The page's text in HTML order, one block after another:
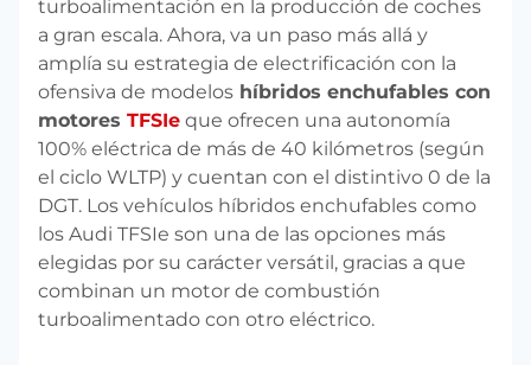
turboalimentación en la producción de coches
a gran escala. Ahora, va un paso más allá y
amplía su estrategia de electrificación con la
ofensiva de modelos híbridos enchufables con
motores TFSIe que ofrecen una autonomía
100% eléctrica de más de 40 kilómetros (según
el ciclo WLTP) y cuentan con el distintivo 0 de la
DGT. Los vehículos híbridos enchufables como
los Audi TFSIe son una de las opciones más
elegidas por su carácter versátil, gracias a que
combinan un motor de combustión
turboalimentado con otro eléctrico.